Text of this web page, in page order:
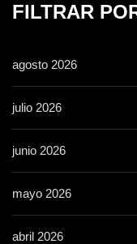
FILTRAR
agosto 2026
julio 2026
junio 2026
mayo 2026
abril 2026